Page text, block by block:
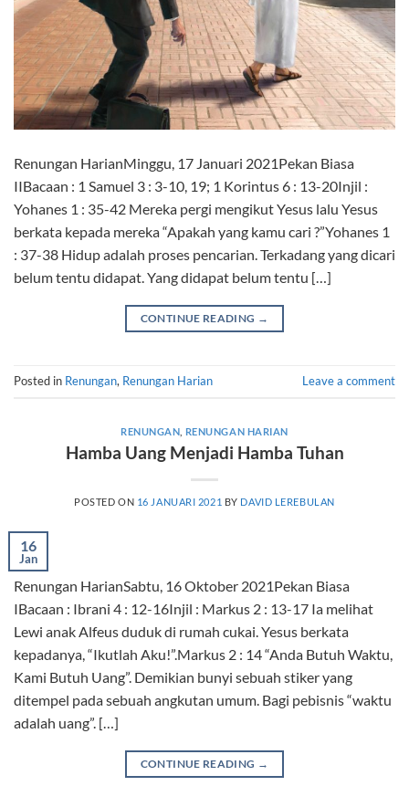
Renungan HarianMinggu, 17 Januari 2021Pekan Biasa
IIBacaan : 1 Samuel 3 : 3-10, 19; 1 Korintus 6 : 13-20Injil :
Yohanes 1 : 35-42 Mereka pergi mengikut Yesus lalu Yesus
berkata kepada mereka “Apakah yang kamu cari ?”Yohanes 1
: 37-38 Hidup adalah proses pencarian. Terkadang yang dicari
belum tentu didapat. Yang didapat belum tentu […]
CONTINUE READING →
Posted in Renungan, Renungan Harian Leave a comment
RENUNGAN RENUNGAN HARIAN
Hamba Uang Menjadi Hamba Tuhan
POSTED ON 16 JANUARI 2021 BY DAVID LEREBULAN
16
Jan
Renungan HarianSabtu, 16 Oktober 2021Pekan Biasa
IBacaan : Ibrani 4 : 12-16Injil : Markus 2 : 13-17 Ia melihat
Lewi anak Alfeus duduk di rumah cukai. Yesus berkata
kepadanya, “Ikutlah Aku!”.Markus 2 : 14 “Anda Butuh Waktu,
Kami Butuh Uang”. Demikian bunyi sebuah stiker yang
ditempel pada sebuah angkutan umum. Bagi pebisnis “waktu
adalah uang”. […]
CONTINUE READING →